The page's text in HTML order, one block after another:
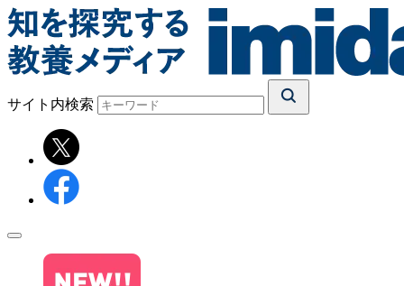
サイト内検索